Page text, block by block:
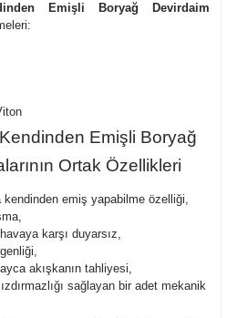
Emişli Boryağ Devirdaim
Emişli Boryağ
Ortak Özellikleri
kendinden emiş yapabilme özelliği,
karşı duyarsız,
akışkanın tahliyesi,
sağlayan bir adet mekanik